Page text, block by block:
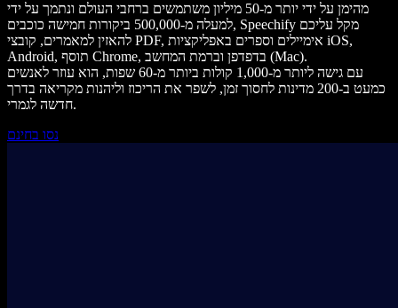
מהימן על ידי יותר מ-50 מיליון משתמשים ברחבי העולם ונתמך על ידי
למעלה מ-500,000 ביקורות חמישה כוכבים, Speechify מקל עליכם
להאזין למאמרים, קובצי PDF, אימיילים וספרים באפליקציות iOS,
Android, תוסף Chrome, בדפדפן וברמת המחשב (Mac).
עם גישה ליותר מ-1,000 קולות ביותר מ-60 שפות, הוא עוזר לאנשים
כמעט ב-200 מדינות לחסוך זמן, לשפר את הריכוז וליהנות מקריאה בדרך
חדשה לגמרי.
נסו בחינם